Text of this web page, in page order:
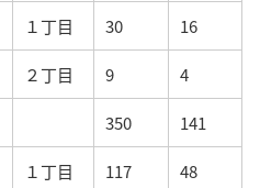
１丁目 30 16
２丁目 9 4
350 141
１丁目 117 48